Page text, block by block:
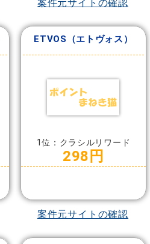
案件元サイトの確認
ETVOS（エトヴォス）
1位：クラシルリワード
298円
案件元サイトの確認